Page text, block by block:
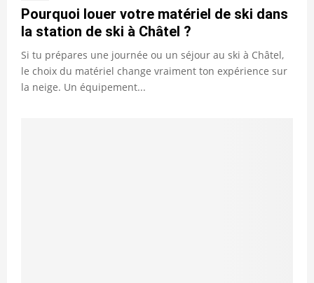
Pourquoi louer votre matériel de ski dans
la station de ski à Châtel ?
Si tu prépares une journée ou un séjour au ski à Châtel,
le choix du matériel change vraiment ton expérience sur
la neige. Un équipement...